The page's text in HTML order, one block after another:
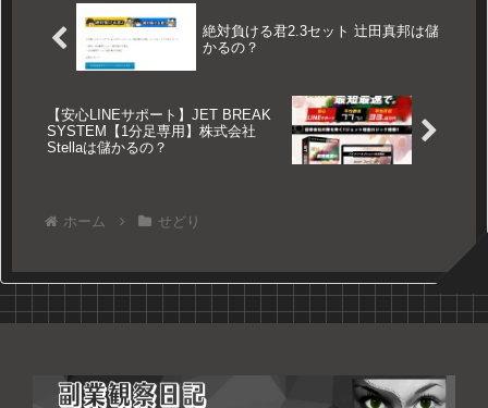
絶対負ける君2.3セット 辻田真邦は儲
かるの？
【安心LINEサポート】JET BREAK
SYSTEM【1分足専用】株式会社
Stellaは儲かるの？
ホーム せどり